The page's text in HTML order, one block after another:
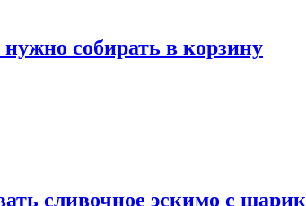
собирать в корзину
сливочное эскимо с